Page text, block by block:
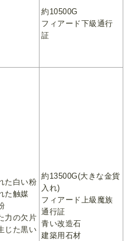
約10500G
フィアード下級通行
証
た白い粉
た触媒
力の欠片
じた黒い
約13500G(大きな金貨
入れ)
フィアード上級魔族
通行証
青い改造石
建築用石材